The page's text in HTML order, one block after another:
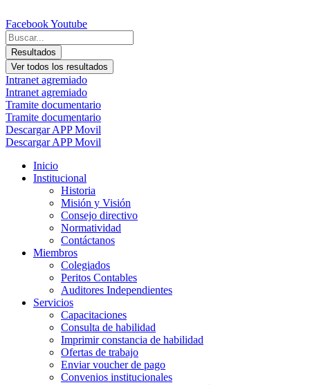
al
contenido
FacebookYoutube
Search
...Resultados
Ver todos los resultados
Intranet agremiado
Intranet agremiado
Tramite documentario
Tramite documentario
Descargar APP Movil
Descargar APP Movil
Inicio
Institucional
Historia
Misión y Visión
Consejo directivo
Normatividad
Contáctanos
Miembros
Colegiados
Peritos Contables
Auditores Independientes
Servicios
Capacitaciones
Consulta de habilidad
Imprimir constancia de habilidad
Ofertas de trabajo
Enviar voucher de pago
Convenios institucionales